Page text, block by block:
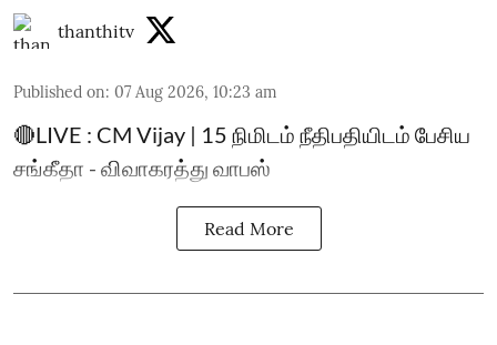
thanthitv
Published on: 07 Aug 2026, 10:23 am
🔴LIVE : CM Vijay | 15 நிமிடம் நீதிபதியிடம் பேசிய
சங்கீதா - விவாகரத்து வாபஸ்
Read More